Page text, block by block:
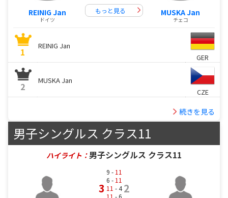
REINIG Jan
ドイツ
もっと見る MUSKA Jan
チェコ
1
REINIG Jan
GER
2
MUSKA Jan
CZE
続きを見る
男子シングルス クラス11
ハイライト： 男子シングルス クラス11
3
9 - 11
6 - 11
11 - 4
11 - 6
2